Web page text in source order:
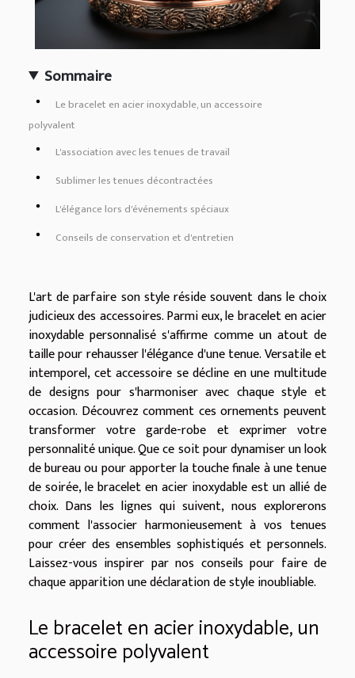
Sommaire
Le bracelet en acier inoxydable, un accessoire
polyvalent
L'association avec les tenues de travail
Sublimer les tenues décontractées
L'élégance lors d'événements spéciaux
Conseils de conservation et d'entretien
L'art de parfaire son style réside souvent dans le choix
judicieux des accessoires. Parmi eux, le bracelet en acier
inoxydable personnalisé s'affirme comme un atout de
taille pour rehausser l'élégance d'une tenue. Versatile et
intemporel, cet accessoire se décline en une multitude
de designs pour s'harmoniser avec chaque style et
occasion. Découvrez comment ces ornements peuvent
transformer votre garde-robe et exprimer votre
personnalité unique. Que ce soit pour dynamiser un look
de bureau ou pour apporter la touche finale à une tenue
de soirée, le bracelet en acier inoxydable est un allié de
choix. Dans les lignes qui suivent, nous explorerons
comment l'associer harmonieusement à vos tenues
pour créer des ensembles sophistiqués et personnels.
Laissez-vous inspirer par nos conseils pour faire de
chaque apparition une déclaration de style inoubliable.
Le bracelet en acier inoxydable, un
accessoire polyvalent